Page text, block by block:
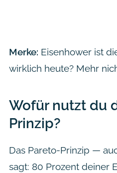
Merke: Eisenhower ist
wirklich heute? Mehr
Wofür nutzt du
Prinzip?
Das Pareto-Prinzip —
sagt: 80 Prozent deiner